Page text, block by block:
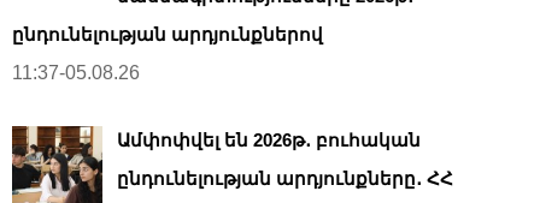
ընդունելության արդյունքներով
11:37-05.08.26
Ամփոփվել են 2026թ․ բուհական
ընդունելության արդյունքները․ ՀՀ